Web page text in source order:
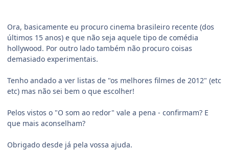
Ora, basicamente eu procuro cinema brasileiro recente (dos
últimos 15 anos) e que não seja aquele tipo de comédia
hollywood. Por outro lado também não procuro coisas
demasiado experimentais.
Tenho andado a ver listas de "os melhores filmes de 2012" (etc
etc) mas não sei bem o que escolher!
Pelos vistos o "O som ao redor" vale a pena - confirmam? E
que mais aconselham?
Obrigado desde já pela vossa ajuda.